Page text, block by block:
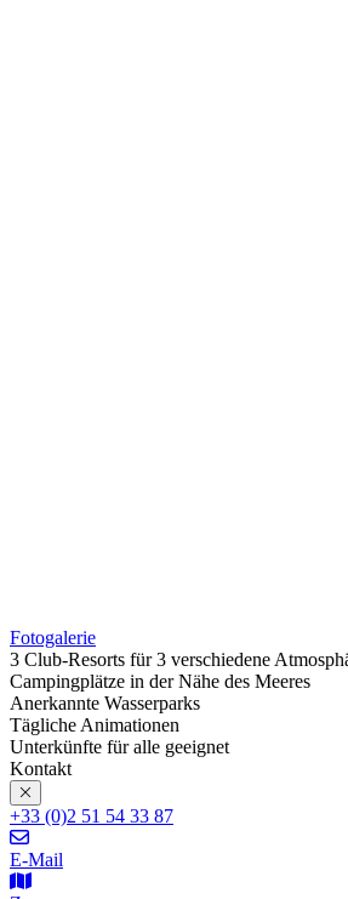
Fotogalerie
3 Club-Resorts für 3 verschiedene
Campingplätze in der Nähe des Meeres
Anerkannte Wasserparks
Tägliche Animationen
Unterkünfte für alle geeignet
Kontakt
+33 (0)2 51 54 33 87
E-Mail